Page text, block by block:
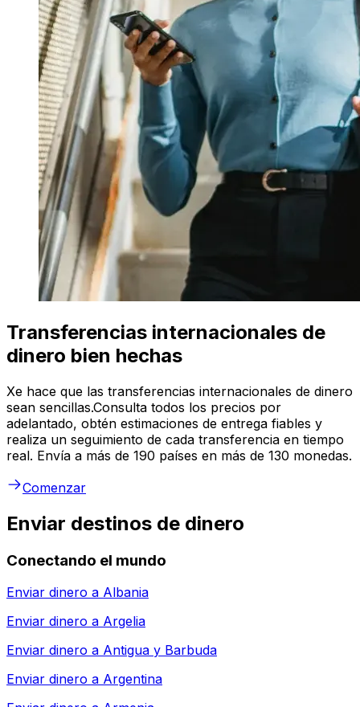
Transferencias internacionales de
dinero bien hechas
Xe hace que las transferencias internacionales de dinero
sean sencillas.Consulta todos los precios por
adelantado, obtén estimaciones de entrega fiables y
realiza un seguimiento de cada transferencia en tiempo
real. Envía a más de 190 países en más de 130 monedas.
Comenzar
Enviar destinos de dinero
Conectando el mundo
Enviar dinero a Albania
Enviar dinero a Argelia
Enviar dinero a Antigua y Barbuda
Enviar dinero a Argentina